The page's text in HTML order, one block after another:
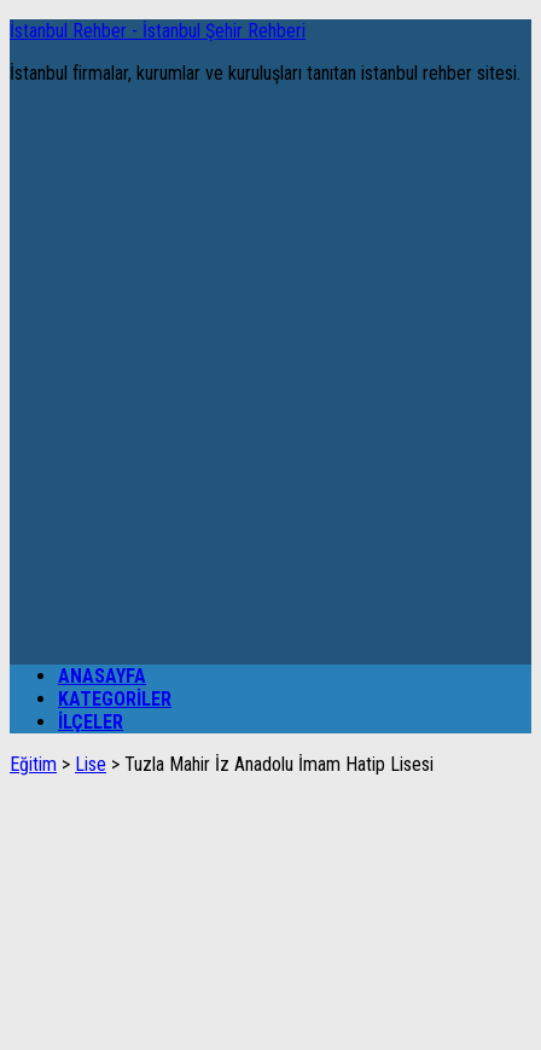
İstanbul Rehber - İstanbul Şehir Rehberi
İstanbul firmalar, kurumlar ve kuruluşları tanıtan istanbul rehber sitesi.
ANASAYFA
KATEGORILER
İLÇELER
Eğitim > Lise > Tuzla Mahir İz Anadolu İmam Hatip Lisesi